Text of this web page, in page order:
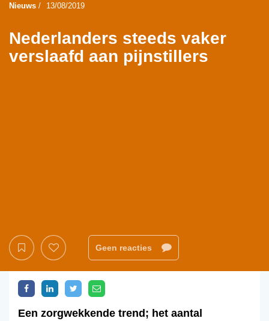
Nieuws / 13/08/2019
Nederlanders steeds vaker
verslaafd aan pijnstillers
Geen reacties
Een zorgwekkende trend; het aantal